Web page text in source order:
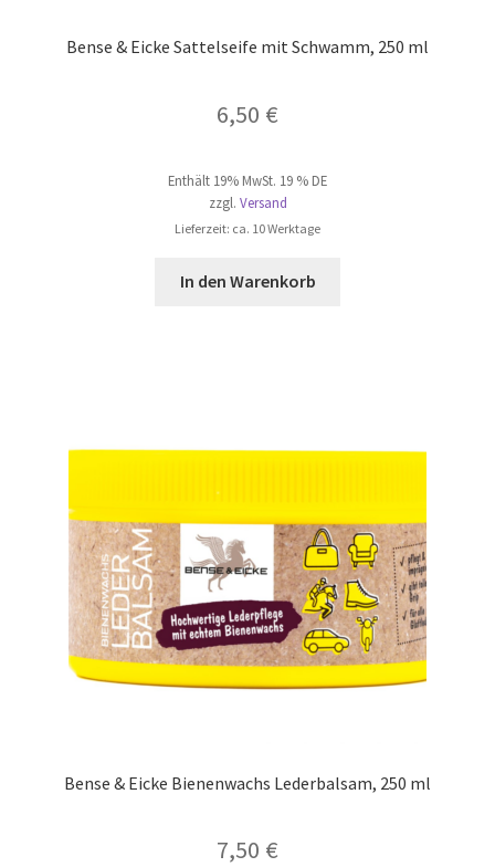
Bense & Eicke Sattelseife mit Schwamm, 250 ml
6,50 €
Enthält 19% MwSt. 19 % DE
zzgl. Versand
Lieferzeit: ca. 10 Werktage
In den Warenkorb
Bense & Eicke Bienenwachs Lederbalsam, 250 ml
7,50 €